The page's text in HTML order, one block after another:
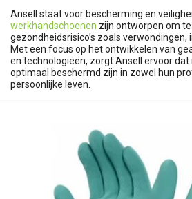
Ansell staat voor bescherming en
werkhandschoenen zijn ontworpen om
gezondheidsrisico’s zoals
Met een focus op het ontwikkelen van
en technologieën, zorgt Ansell ervoor
optimaal beschermd zijn in zowel hun
persoonlijke leven.